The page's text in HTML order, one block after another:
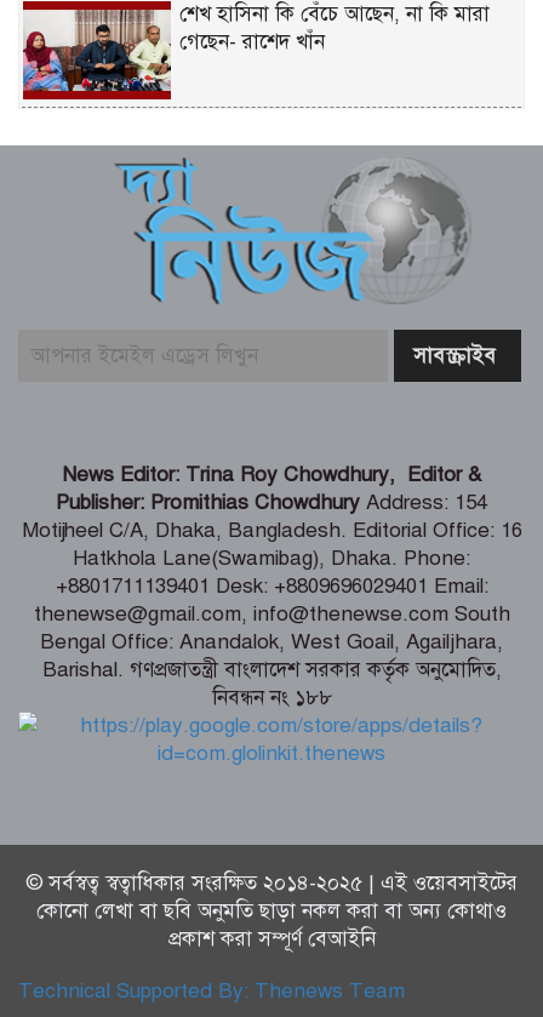
শেখ হাসিনা কি বেঁচে আছেন, না কি মারা
গেছেন- রাশেদ খাঁন
দায় নিয়ে কারাগারে যাক – আইনমন্ত্রী
বিএনপির উদ্যোগে সবুজ বেনাপোলের
প্রত্যয়ে পঞ্চম দিনের বৃক্ষরোপণ
কক্সবাজারের সমুদ্রসম্পদ, ব্লু ইকোনমি
সম্ভাবনাকে কাজে লাগাতে সরকার বিভিন্ন
জামায়াত-এনসিপির মব সৃষ্টির সুযোগ নিতে
পারে আওয়ামী লীগ – রাশেদ খাঁন
দেশের পর্যটনকে খাতকে জনপ্রিয় করতে কাজ
করেছে সরকার – পর্যটনমন্ত্রী
স্বস্তির বার্তা পেলেন থালাপতি বিজয়, মামলা
প্রত্যাহার স্ত্রীর
News Editor: Trina Roy Chowdhury, Editor &
Publisher: Promithias Chowdhury Address: 154
Motijheel C/A, Dhaka, Bangladesh. Editorial Office: 16
Hatkhola Lane(Swamibag), Dhaka. Phone:
+8801711139401 Desk: +8809696029401 Email:
thenewse@gmail.com, info@thenewse.com South
Bengal Office: Anandalok, West Goail, Agailjhara,
Barishal. গণপ্রজাতন্ত্রী বাংলাদেশ সরকার কর্তৃক অনুমোদিত,
নিবন্ধন নং ১৮৮
© সর্বস্বত্ব স্বত্বাধিকার সংরক্ষিত ২০১৪-২০২৫ | এই ওয়েবসাইটের
কোনো লেখা বা ছবি অনুমতি ছাড়া নকল করা বা অন্য কোথাও
প্রকাশ করা সম্পূর্ণ বেআইনি
Technical Supported By: Thenews Team